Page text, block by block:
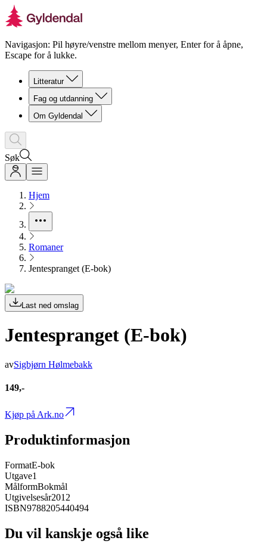
Navigasjon: Pil høyre/venstre mellom menyer, Enter for å åpne,
Escape for å lukke.
Litteratur
Fag og utdanning
Om Gyldendal
Søk
Hjem
Romaner
Jentespranget (E-bok)
Last ned omslag
Jentespranget (E-bok)
avSigbjørn Hølmebakk
149,-
Kjøp på Ark.no
Produktinformasjon
FormatE-bok
Utgave1
MålformBokmål
Utgivelsesår2012
ISBN9788205440494
Du vil kanskje også like